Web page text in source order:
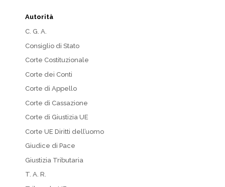
Autorità
C. G. A.
Consiglio di Stato
Corte Costituzionale
Corte dei Conti
Corte di Appello
Corte di Cassazione
Corte di Giustizia UE
Corte UE Diritti dell’uomo
Giudice di Pace
Giustizia Tributaria
T. A. R.